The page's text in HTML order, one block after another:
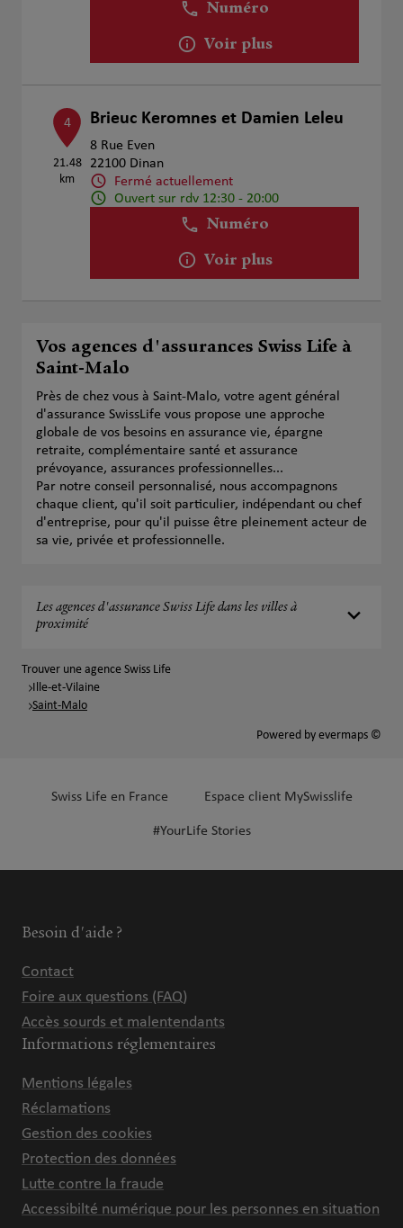
Numéro
Voir plus
4
21.48
km
Brieuc Keromnes et Damien Leleu
8 Rue Even
22100 Dinan
Fermé actuellement
Ouvert sur rdv 12:30 - 20:00
Numéro
Voir plus
Vos agences d'assurances Swiss Life à
Saint-Malo
Près de chez vous à Saint-Malo, votre agent général
d'assurance SwissLife vous propose une approche
globale de vos besoins en assurance vie, épargne
retraite, complémentaire santé et assurance
prévoyance, assurances professionnelles...
Par notre conseil personnalisé, nous accompagnons
chaque client, qu'il soit particulier, indépendant ou chef
d'entreprise, pour qu'il puisse être pleinement acteur de
sa vie, privée et professionnelle.
Les agences d'assurance Swiss Life dans les villes à
proximité
Trouver une agence Swiss Life
Ille-et-Vilaine
Saint-Malo
Powered by evermaps ©
Swiss Life en France Espace client MySwisslife
#YourLife Stories
Besoin d'aide ?
Contact
Foire aux questions (FAQ)
Accès sourds et malentendants
Informations réglementaires
Mentions légales
Réclamations
Gestion des cookies
Protection des données
Lutte contre la fraude
Accessibilté numérique pour les personnes en situation